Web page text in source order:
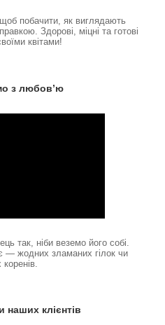
побачити, як виглядають
Здорові, міцні та готові
квітами!
з любов’ю
так, ніби веземо його собі.
— жодних зламаних гілок чи
наших клієнтів